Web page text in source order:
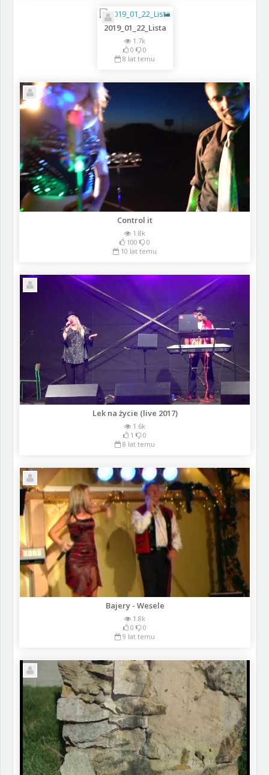
2019_01_22_Lista
1.7k
0
0
8 lat temu
Control it
1.8k
100
0
10 lat temu
Lek na życie (live 2017)
1.6k
1
0
8 lat temu
Bajery - Wesele
1.8k
0
0
9 lat temu